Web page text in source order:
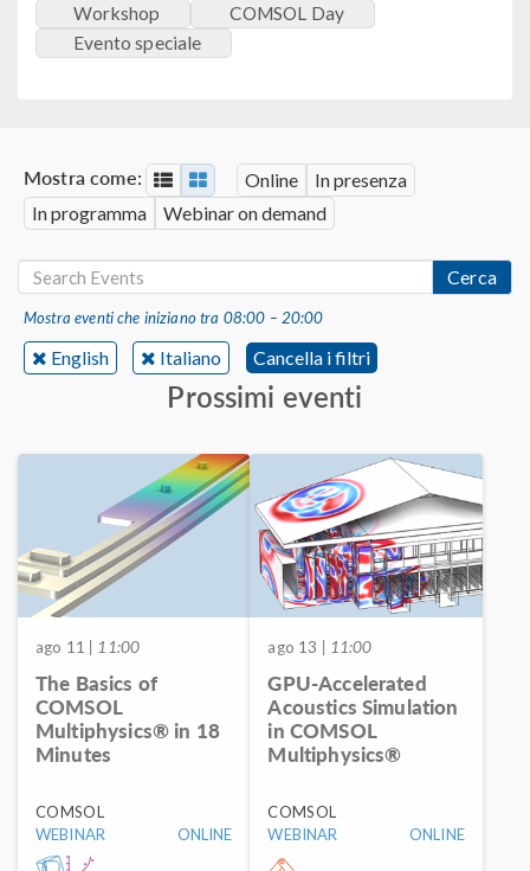
Workshop
COMSOL Day
Evento speciale
Mostra come: Online
In presenza
In programma
Webinar on demand
Cerca
Mostra eventi che iniziano tra 08:00 – 20:00
English Italiano Cancella i filtri
Prossimi eventi
ago 11 | 11:00
The Basics of
COMSOL
Multiphysics® in 18
Minutes
COMSOL
WEBINAR
ONLINE
ago 13 | 11:00
GPU-Accelerated
Acoustics Simulation
in COMSOL
Multiphysics®
COMSOL
WEBINAR
ONLINE